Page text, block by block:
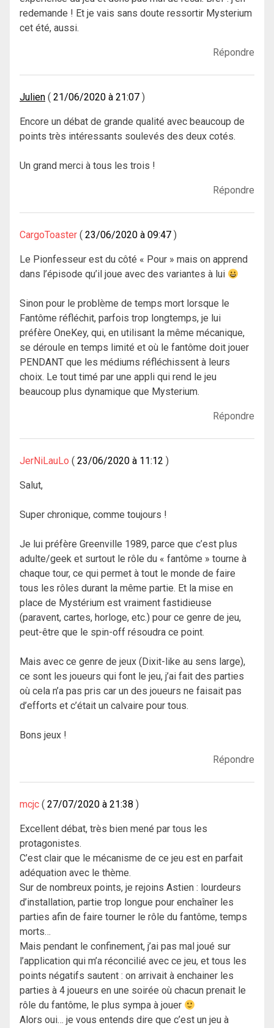
redemande ! Et je vais sans doute ressortir Mysterium
cet été, aussi.
Répondre
Julien 21/06/2020 à 21:07
Encore un débat de grande qualité avec beaucoup de
points très intéressants soulevés des deux cotés.
Un grand merci à tous les trois !
Répondre
CargoToaster 23/06/2020 à 09:47
Le Pionfesseur est du côté « Pour » mais on apprend
dans l’épisode qu’il joue avec des variantes à lui
Sinon pour le problème de temps mort lorsque le
Fantôme réfléchit, parfois trop longtemps, je lui
préfère OneKey, qui, en utilisant la même mécanique,
se déroule en temps limité et où le fantôme doit jouer
PENDANT que les médiums réfléchissent à leurs
choix. Le tout timé par une appli qui rend le jeu
beaucoup plus dynamique que Mysterium.
Répondre
JerNiLauLo 23/06/2020 à 11:12
Salut,
Super chronique, comme toujours !
Je lui préfère Greenville 1989, parce que c’est plus
adulte/geek et surtout le rôle du « fantôme » tourne à
chaque tour, ce qui permet à tout le monde de faire
tous les rôles durant la même partie. Et la mise en
place de Mystérium est vraiment fastidieuse
(paravent, cartes, horloge, etc.) pour ce genre de jeu,
peut-être que le spin-off résoudra ce point.
Mais avec ce genre de jeux (Dixit-like au sens large),
ce sont les joueurs qui font le jeu, j’ai fait des parties
où cela n’a pas pris car un des joueurs ne faisait pas
d’efforts et c’était un calvaire pour tous.
Bons jeux !
Répondre
mcjc 27/07/2020 à 21:38
Excellent débat, très bien mené par tous les
protagonistes.
C’est clair que le mécanisme de ce jeu est en parfait
adéquation avec le thème.
Sur de nombreux points, je rejoins Astien : lourdeurs
d’installation, partie trop longue pour enchaîner les
parties afin de faire tourner le rôle du fantôme, temps
morts…
Mais pendant le confinement, j’ai pas mal joué sur
l’application qui m’a réconcilié avec ce jeu, et tous les
points négatifs sautent : on arrivait à enchainer les
parties à 4 joueurs en une soirée où chacun prenait le
rôle du fantôme, le plus sympa à jouer
Alors oui… je vous entends dire que c’est un jeu à